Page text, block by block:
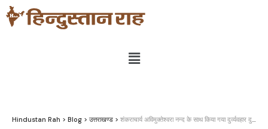
Hindustan Rah > Blog > उत्तराखण्ड > शंकराचार्य अविमुक्तेश्वरा नन्द के साथ किया गया दुर्व्यवहार दुर्भाग्यपूर्ण : गणेश गोदियाल